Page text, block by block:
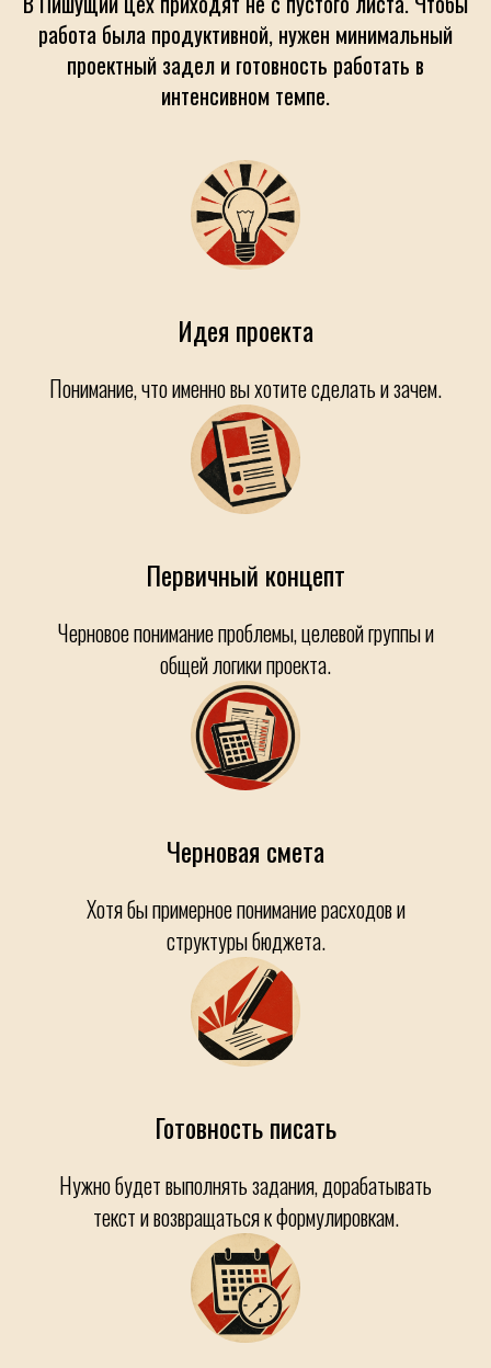
работа была продуктивной, нужен минимальный
проектный задел и готовность работать в
интенсивном темпе.
Идея проекта
Понимание, что именно вы хотите сделать и зачем.
Первичный концепт
Черновое понимание проблемы, целевой группы и
общей логики проекта.
Черновая смета
Хотя бы примерное понимание расходов и
структуры бюджета.
Готовность писать
Нужно будет выполнять задания, дорабатывать
текст и возвращаться к формулировкам.